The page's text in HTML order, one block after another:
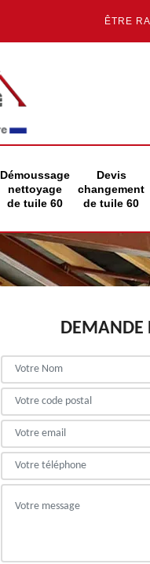
ÊTRE
Démoussage
nettoyage
de tuile 60
Devis
changement
de tuile 60
DEMANDE